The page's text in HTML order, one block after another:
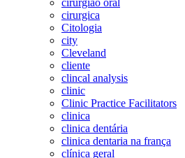
cirurgica
Citologia
city
Cleveland
cliente
clincal analysis
clinic
Clinic Practice Facilitators
clinica
clinica dentária
clinica dentaria na frança
clínica geral